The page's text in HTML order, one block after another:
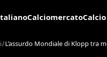
Calciomercato
L’assurdo Mondiale di Klopp tra